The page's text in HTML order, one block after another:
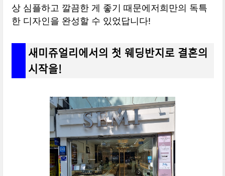
상 심플하고 깔끔한 게 좋기 때문에저희만의 독특
한 디자인을 완성할 수 있었답니다!
새미쥬얼리에서의 첫 웨딩반지로 결혼의
시작을!